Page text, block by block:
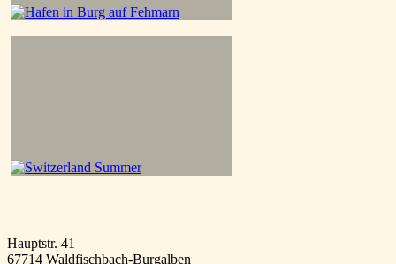
Hauptstr. 41
67714 Waldfischbach-Burgalben